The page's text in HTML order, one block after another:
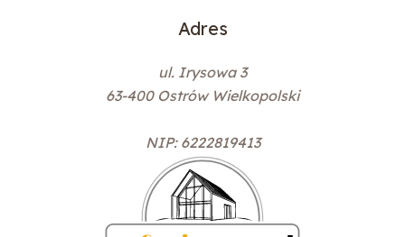
Adres
ul. Irysowa 3
63-400 Ostrów Wielkopolski
NIP: 6222819413